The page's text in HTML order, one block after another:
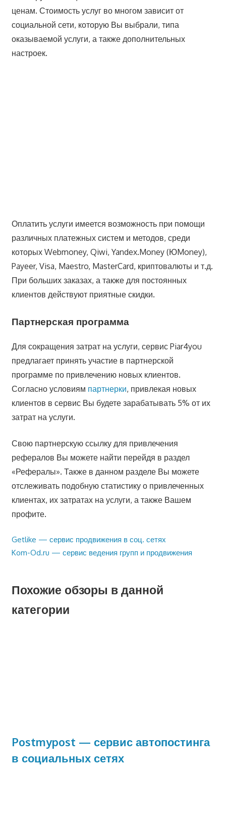
ценам. Стоимость услуг во многом зависит от
социальной сети, которую Вы выбрали, типа
оказываемой услуги, а также дополнительных
настроек.
Оплатить услуги имеется возможность при помощи
различных платежных систем и методов, среди
которых Webmoney, Qiwi, Yandex.Money (ЮMoney),
Payeer, Visa, Maestro, MasterCard, криптовалюты и т.д.
При больших заказах, а также для постоянных
клиентов действуют приятные скидки.
Партнерская программа
Для сокращения затрат на услуги, сервис Piar4you
предлагает принять участие в партнерской
программе по привлечению новых клиентов.
Согласно условиям партнерки, привлекая новых
клиентов в сервис Вы будете зарабатывать 5% от их
затрат на услуги.
Свою партнерскую ссылку для привлечения
рефералов Вы можете найти перейдя в раздел
«Рефералы». Также в данном разделе Вы можете
отслеживать подобную статистику о привлеченных
клиентах, их затратах на услуги, а также Вашем
профите.
Навигация
Предыдущая
запись:
Getlike — сервис продвижения в соц. сетях
Следующая
Kom-Od.ru — сервис ведения групп и продвижения
Похожие обзоры в данной
категории
Postmypost — сервис автопостинга
в социальных сетях